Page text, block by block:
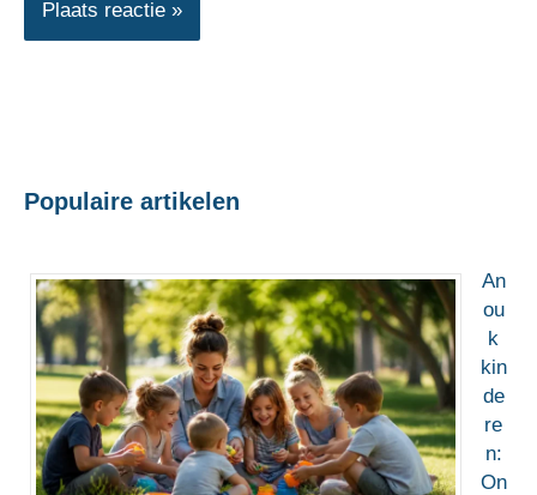
Populaire artikelen
An
ou
k
kin
de
re
n:
On